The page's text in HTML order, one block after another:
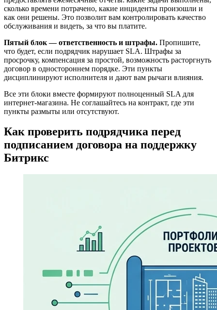
сколько времени потрачено, какие инциденты произошли и
как они решены. Это позволит вам контролировать качество
обслуживания и видеть, за что вы платите.
Пятый блок — ответственность и штрафы. Пропишите,
что будет, если подрядчик нарушает SLA. Штрафы за
просрочку, компенсация за простой, возможность расторгнуть
договор в одностороннем порядке. Эти пункты
дисциплинируют исполнителя и дают вам рычаги влияния.
Все эти блоки вместе формируют полноценный SLA для
интернет-магазина. Не соглашайтесь на контракт, где эти
пункты размыты или отсутствуют.
Как проверить подрядчика перед
подписанием договора на поддержку
Битрикс